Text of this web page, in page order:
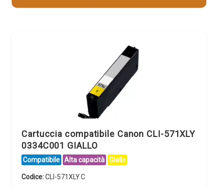
Cartuccia compatibile Canon CLI-571XLY
0334C001 GIALLO
Compatibile Alta capacità Giallo
Codice:CLI-571XLY.C